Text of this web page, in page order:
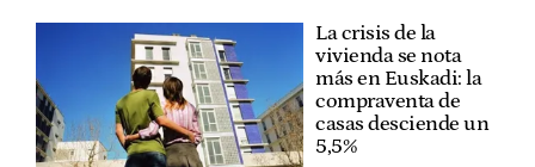
La crisis de la
vivienda se nota
más en Euskadi: la
compraventa de
casas desciende un
5,5%